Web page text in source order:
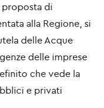
proposta di
alla Regione, si
delle Acque
delle imprese
che vede la
e privati